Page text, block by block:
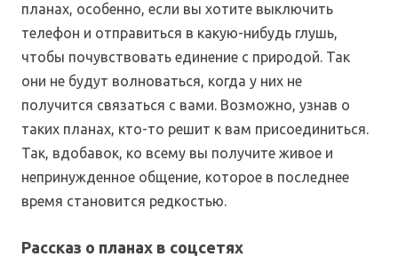
планах, особенно, если вы хотите выключить
телефон и отправиться в какую-нибудь глушь,
чтобы почувствовать единение с природой. Так
они не будут волноваться, когда у них не
получится связаться с вами. Возможно, узнав о
таких планах, кто-то решит к вам присоединиться.
Так, вдобавок, ко всему вы получите живое и
непринужденное общение, которое в последнее
время становится редкостью.
Рассказ о планах в соцсетях